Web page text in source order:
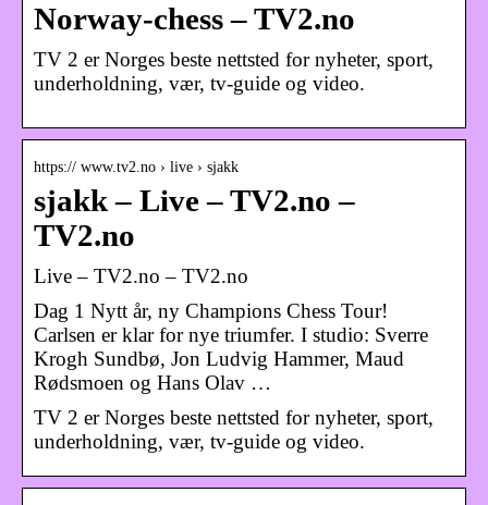
Norway-chess – TV2.no
TV 2 er Norges beste nettsted for nyheter, sport,
underholdning, vær, tv-guide og video.
https:// www.tv2.no › live › sjakk
sjakk – Live – TV2.no –
TV2.no
Live – TV2.no – TV2.no
Dag 1 Nytt år, ny Champions Chess Tour!
Carlsen er klar for nye triumfer. I studio: Sverre
Krogh Sundbø, Jon Ludvig Hammer, Maud
Rødsmoen og Hans Olav …
TV 2 er Norges beste nettsted for nyheter, sport,
underholdning, vær, tv-guide og video.